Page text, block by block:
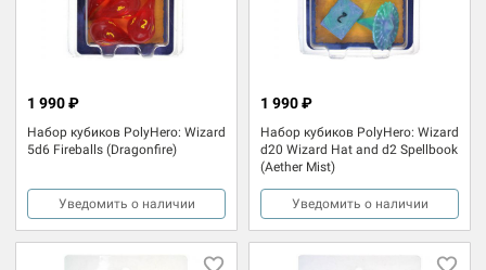
Набор кубиков PolyHero: Wizard
5d6 Fireballs (Dragonfire)
1 990 ₽
Уведомить о наличии
Набор кубиков PolyHero: Wizard
d20 Wizard Hat and d2 Spellbook
(Aether Mist)
1 990 ₽
Уведомить о наличии